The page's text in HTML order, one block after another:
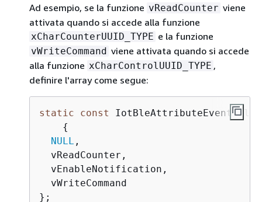
Ad esempio, se la funzione vReadCounter viene
attivata quando si accede alla funzione
xCharCounterUUID_TYPE e la funzione
vWriteCommand viene attivata quando si accede
alla funzione xCharControlUUID_TYPE ,
definire l'array come segue:
static const
{
NULL ,
  vReadCounter,
  vEnableNotification,
  vWriteCommand
};